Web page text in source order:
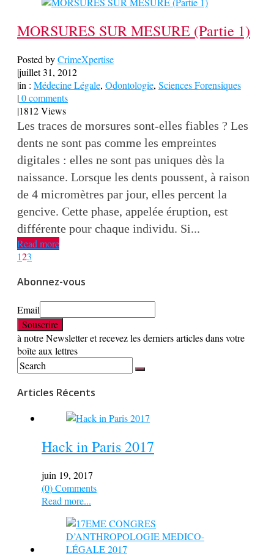
MORSURES SUR MESURE (Partie 1)
Posted byCrimeXpertise
|juillet 31, 2012
|in : Médecine Légale, Odontologie, Sciences Forensiques
|0 comments
|1812 Views
Les traces de morsures sont-elles fiables ? Les
dents ne sont pas comme les empreintes
digitales : elles ne sont pas uniques dès la
naissance. Lorsque les dents poussent, à raison
de 4 micromètres par jour, elles percent la
gencive. Cette phase, appelée éruption, est
différente pour chaque individu. Si...
Read more
123
Abonnez-vous
Email
à notre Newsletter et recevez les derniers articles dans votre
boîte aux lettres
Articles Récents
Hack in Paris 2017
juin 19, 2017
(0) Comments
Read more...